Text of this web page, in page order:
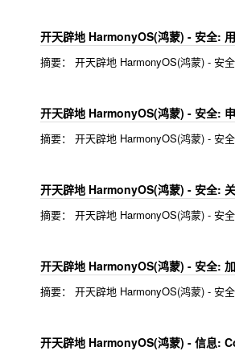
开天辟地 HarmonyOS(鸿蒙) - 安全:
摘要： 开天辟地 HarmonyOS(鸿蒙) - 安
开天辟地 HarmonyOS(鸿蒙) - 安全:
摘要： 开天辟地 HarmonyOS(鸿蒙) - 安
开天辟地 HarmonyOS(鸿蒙) - 安全:
摘要： 开天辟地 HarmonyOS(鸿蒙) - 安
开天辟地 HarmonyOS(鸿蒙) - 安全:
摘要： 开天辟地 HarmonyOS(鸿蒙) - 安
开天辟地 HarmonyOS(鸿蒙) - 信息: